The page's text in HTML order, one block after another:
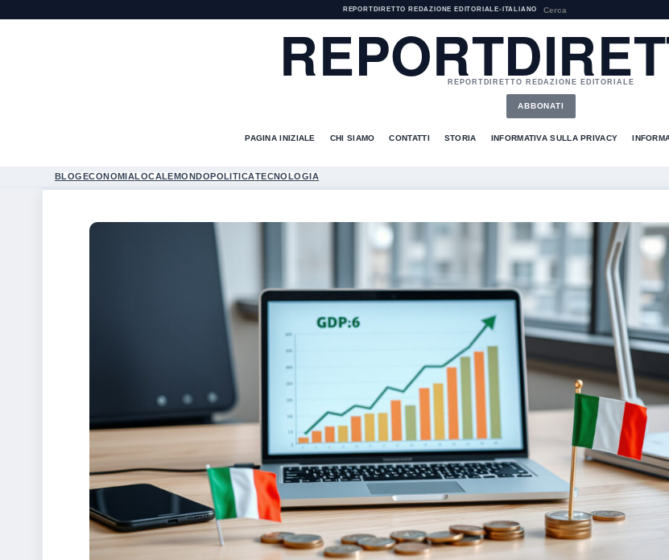
REPORTDIRETTO REDAZIONE EDITORIALE• ITALIANO
REPORTDIRETTO REDAZIONE EDITORIALE
ABBONATI
PAGINA INIZIALE CHI SIAMO CONTATTI STORIA INFORMATIVA SULLA PRIVACY
BLOGECONOMIALOCALEMONDOPOLITICATECNOLOGIA